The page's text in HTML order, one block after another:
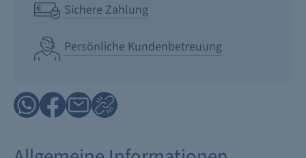
Sichere Zahlung
Persönliche Kundenbetreuung